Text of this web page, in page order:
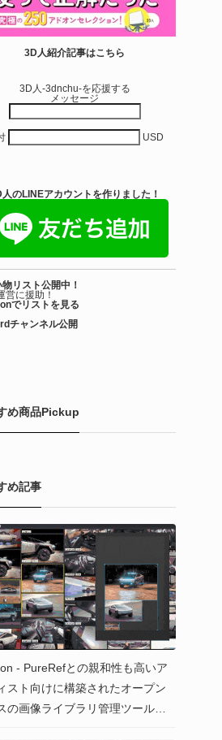
）が以前から進
」をリリースしまし
アーティストが
構築...
3D人紹介記事はこちら
3D人-3dnchu-を応援する
メッセージ
USD
のLINEアカウントを作りました！
リスト公開中！
営に援助！
でリストを見る
チャンネル公開
め商品Pickup
め記事
- PureRefとの親和性も高いア
スト向けに構築されたオープン
の画像ライブラリ管理ツール！